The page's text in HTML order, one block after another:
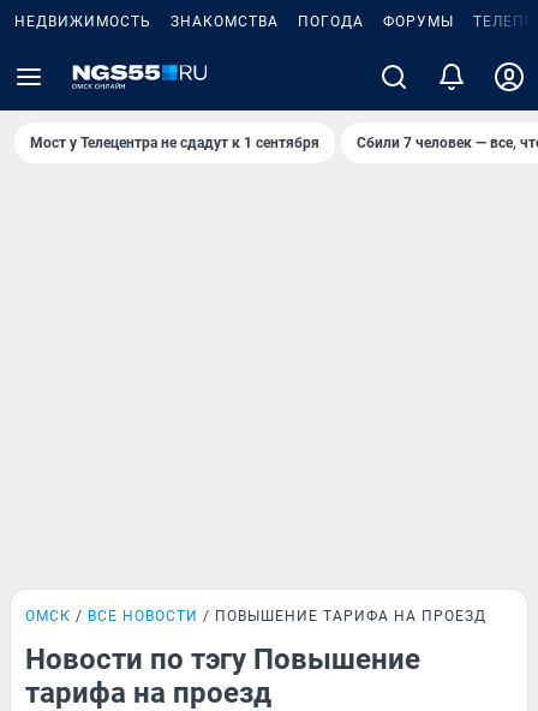
НЕДВИЖИМОСТЬ ЗНАКОМСТВА ПОГОДА ФОРУМЫ
Мост у Телецентра не сдадут к 1 сентября Сбили 7 человек — все,
ОМСК ВСЕ НОВОСТИ ПОВЫШЕНИЕ ТАРИФА НА ПРОЕЗД
Новости по тэгу Повышение
тарифа на проезд